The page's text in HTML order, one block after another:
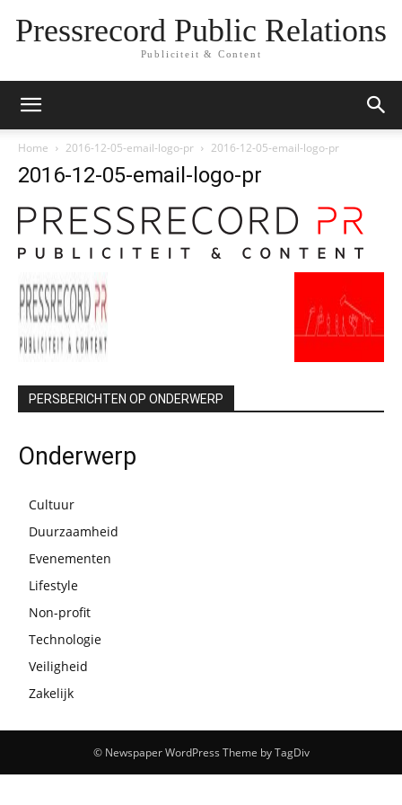
Pressrecord Public Relations
Publiciteit & Content
Home 2016-12-05-email-logo-pr 2016-12-05-email-logo-pr
2016-12-05-email-logo-pr
PERSBERICHTEN OP ONDERWERP
Onderwerp
Cultuur
Duurzaamheid
Evenementen
Lifestyle
Non-profit
Technologie
Veiligheid
Zakelijk
© Newspaper WordPress Theme by TagDiv